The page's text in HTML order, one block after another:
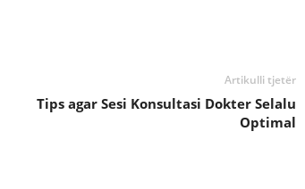
Artikulli tjetër
Tips agar Sesi Konsultasi Dokter Selalu
Optimal